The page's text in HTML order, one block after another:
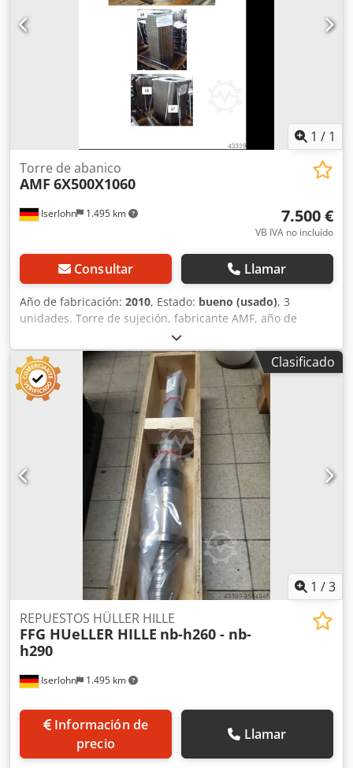
tornillo de banco HILMA Anchura de la mordaza: 125 y
sensor de fuerza Precio: 450,00 € + IVA
1 / 1
Iserlohn 1.495 km
Torre de abanico
AMF 6X500X1060
7.500 €
VB IVA no incluído
Consultar Llamar
Año de fabricación: 2010, Estado: bueno (usado), 3
unidades. Torre de sujeción, fabricante AMF, año de
fabricación aprox. 2010. Crsdscum Iqopfx Akvjf
Dimensiones: 6 x 500 mm x 1060 mm (sección hexagonal).
Distancia entre puntos: 50 mm. Placa base: 700 mm x 700
mm. Precio por unidad: 7500 €. Precio nuevo por unidad
en AMF: 12 500 €. Ver foto, posición 16.
Clasificado
1 /3
Iserlohn 1.495 km
REPUESTOS HÜLLER HILLE
FFG HUeLLER HILLE nb-h260 - nb-
h290
Información de
precio
Llamar